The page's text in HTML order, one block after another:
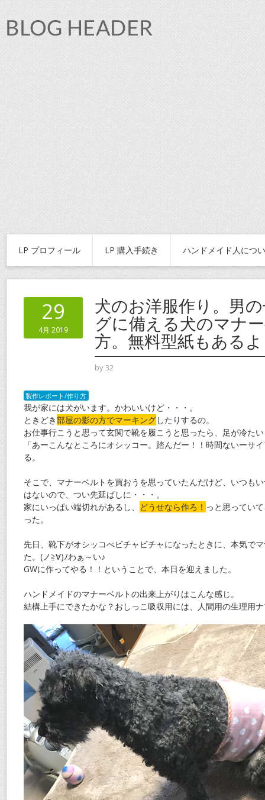
LP プロフィール LP 購入手続き ハンドメイド人につ
29
4月 2019
犬のお洋服作り。男
グに備える犬のマナ
方。無料型紙もあるよ
by32
製作レポート/作り方
我が家には犬がいます。かわいいけど・・・。
ときどき部屋の影の方でマーキングしたりするの。
お仕事行こうと思って玄関で靴を履こうと思ったら、足が冷た
「あーこんなところにオシッコー。踏んだー！！時間ないーサ
る。
そこで、マナーベルトを買おうを思っていたんだけど、いつも
はないので、つい先延ばしに・・・。
家にいっぱい端切れがあるし、
どうせなら作ろ！ っと思ってい
った。
先日、靴下がオシッコべビチャビチャになったときに、本気で
た。(ノ≧∀)ﾉわぁ～い♪
GWに作ってやる！！ということで、本日を迎えました。
ハンドメイドのマナーベルトの出来上がりはこんな感じ。
結構上手にできたかな？おしっこ吸収用には、人間用の生理用